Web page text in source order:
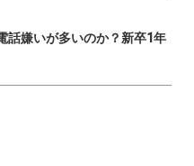
話嫌いが多いのか？新卒1年